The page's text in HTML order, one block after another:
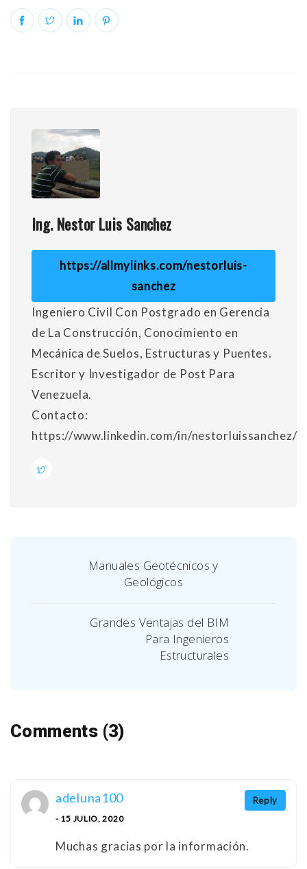
Ing. Nestor Luis Sanchez
https://allmylinks.com/nestorluis-
sanchez
Ingeniero Civil Con Postgrado en Gerencia
de La Construcción, Conocimiento en
Mecánica de Suelos, Estructuras y Puentes.
Escritor y Investigador de Post Para
Venezuela.
Contacto:
https://www.linkedin.com/in/nestorluissanchez/
Manuales Geotécnicos y
Geológicos
Grandes Ventajas del BIM
Para Ingenieros
Estructurales
Comments (3)
Reply
adeluna100
- 15 JULIO, 2020
Muchas gracias por la información.